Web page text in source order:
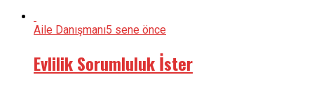
Aile Danışmanı5 sene önce
Evlilik Sorumluluk İster